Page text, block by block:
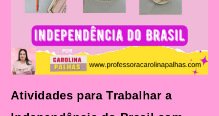
Atividades para Trabalhar a